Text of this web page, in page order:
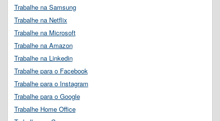
Trabalhe na Samsung
Trabalhe na Netflix
Trabalhe na Microsoft
Trabalhe na Amazon
Trabalhe na Linkedin
Trabalhe para o Facebook
Trabalhe para o Instagram
Trabalhe para o Google
Trabalhe Home Office